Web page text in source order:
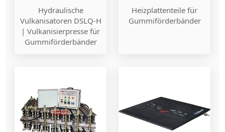
Hydraulische
Vulkanisatoren DSLQ-H
| Vulkanisierpresse für
Gummiförderbänder
Heizplattenteile für
Gummiförderbänder